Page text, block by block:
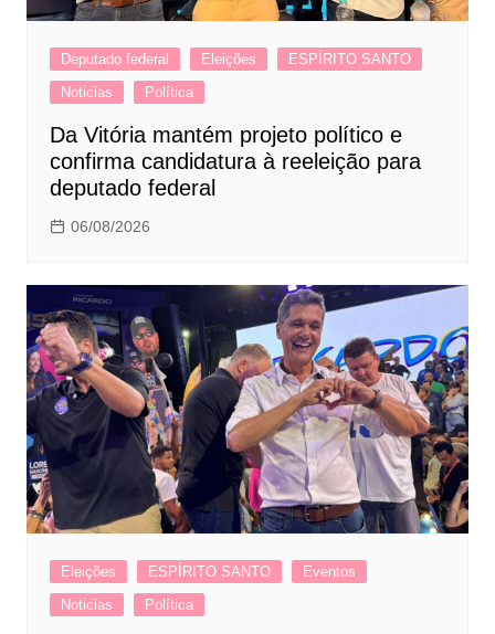
Deputado federal Eleições
ESPÍRITO SANTO
Noticias
Política
Da Vitória mantém projeto político e
confirma candidatura à reeleição para
deputado federal
06/08/2026
Eleições ESPÍRITO SANTO
Eventos
Noticias
Política